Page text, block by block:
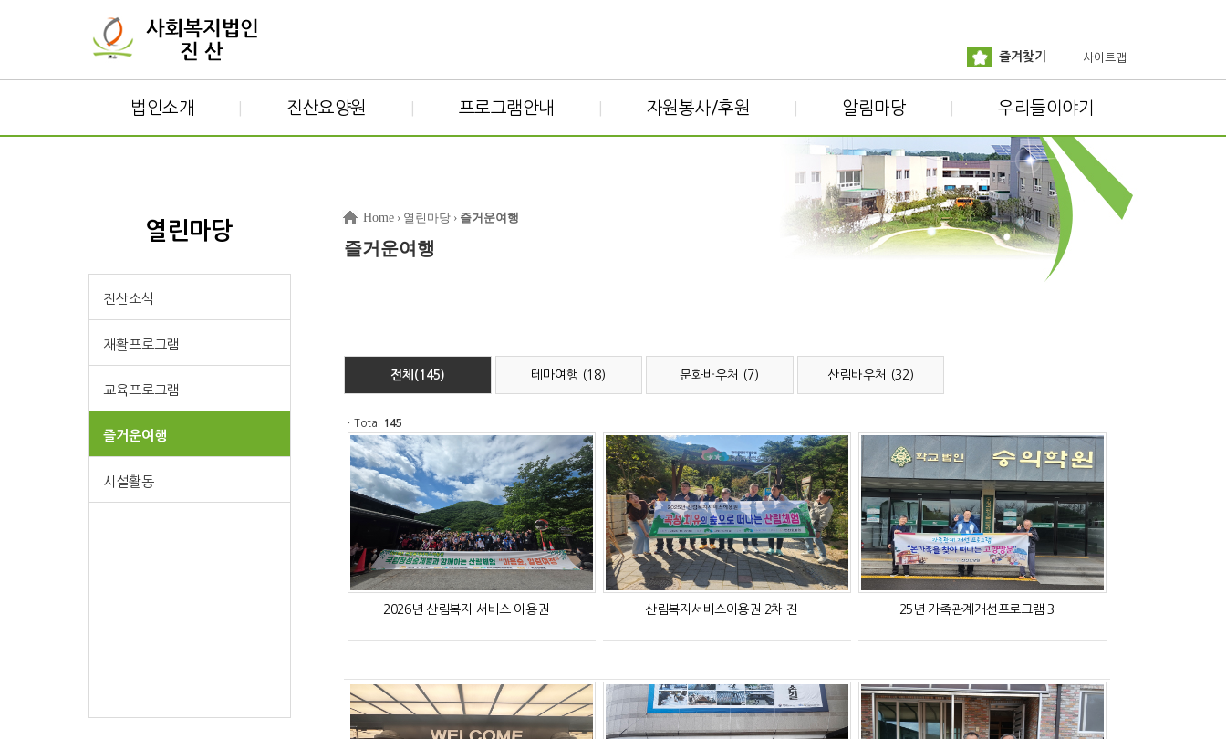
즐겨찾기 사이트맵
법인소개 진산요양원 프로그램안내 자원봉사/후원 알림마당 우리들이야기
열린마당
진산소식
재활프로그램
교육프로그램
즐거운여행
시설활동
Home › 열린마당 › 즐거운여행
즐거운여행
전체(145) 테마여행 (18) 문화바우처 (7) 산림바우처 (32)
ㆍTotal 145
2026년 산림복지 서비스 이용권… 산림복지서비스이용권 2차 진… 25년 가족관계개선프로그램 3…